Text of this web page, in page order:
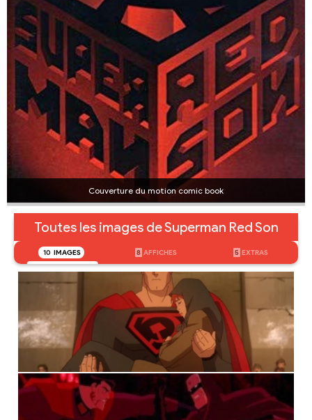
Couverture du motion comic book
Toutes les images de Superman Red Son
10 IMAGES 8 AFFICHES 5 EXTRAS